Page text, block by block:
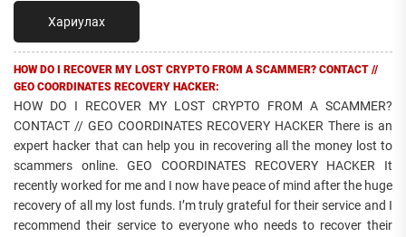
Хариулах
HOW DO I RECOVER MY LOST CRYPTO FROM A SCAMMER? CONTACT //
GEO COORDINATES RECOVERY HACKER:
HOW DO I RECOVER MY LOST CRYPTO FROM A SCAMMER?
CONTACT // GEO COORDINATES RECOVERY HACKER There is an
expert hacker that can help you in recovering all the money lost to
scammers online. GEO COORDINATES RECOVERY HACKER It
recently worked for me and I now have peace of mind after the huge
recovery of all my lost funds. I’m truly grateful for their service and I
recommend their service to everyone who needs to recover their